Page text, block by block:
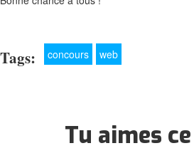
Tags: concours web
Tu aimes